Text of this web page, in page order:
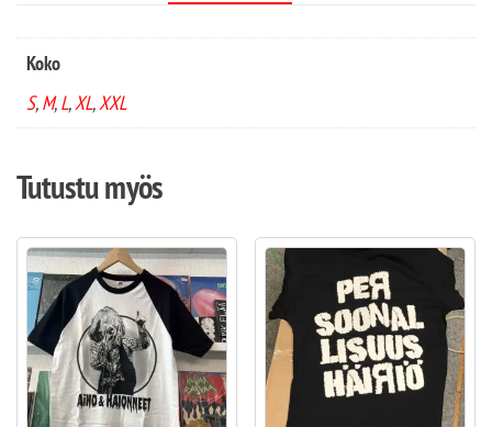
Koko
S,M,L,XL,XXL
Tutustu myös